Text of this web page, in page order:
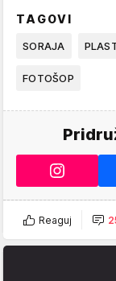
TAGOVI
SORAJA
FOTOŠOP
Reaguj